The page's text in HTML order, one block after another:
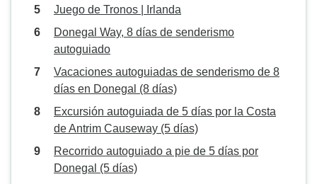
Juego de Tronos | Irlanda
Donegal Way, 8 días de senderismo
autoguiado
Vacaciones autoguiadas de senderismo de 8
días en Donegal (8 días)
Excursión autoguiada de 5 días por la Costa
de Antrim Causeway (5 días)
Recorrido autoguiado a pie de 5 días por
Donegal (5 días)